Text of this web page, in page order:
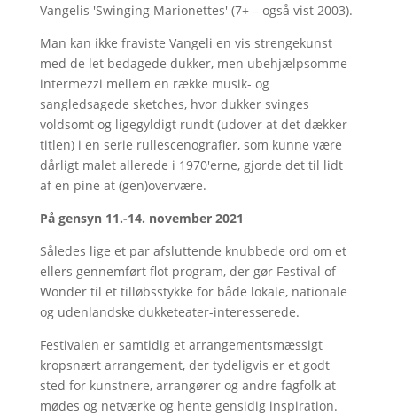
Vangelis 'Swinging Marionettes' (7+ – også vist 2003).
Man kan ikke fraviste Vangeli en vis strengekunst
med de let bedagede dukker, men ubehjælpsomme
intermezzi mellem en række musik- og
sangledsagede sketches, hvor dukker svinges
voldsomt og ligegyldigt rundt (udover at det dækker
titlen) i en serie rullescenografier, som kunne være
dårligt malet allerede i 1970'erne, gjorde det til lidt
af en pine at (gen)overvære.
På gensyn 11.-14. november 2021
Således lige et par afsluttende knubbede ord om et
ellers gennemført flot program, der gør Festival of
Wonder til et tilløbsstykke for både lokale, nationale
og udenlandske dukketeater-interesserede.
Festivalen er samtidig et arrangementsmæssigt
kropsnært arrangement, der tydeligvis er et godt
sted for kunstnere, arrangører og andre fagfolk at
mødes og netværke og hente gensidig inspiration.